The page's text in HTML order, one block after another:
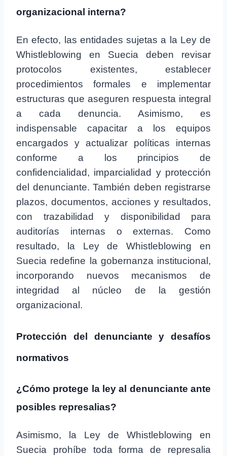
organizacional interna?
En efecto, las entidades sujetas a la Ley de
Whistleblowing en Suecia deben revisar
protocolos existentes, establecer
procedimientos formales e implementar
estructuras que aseguren respuesta integral
a cada denuncia. Asimismo, es
indispensable capacitar a los equipos
encargados y actualizar políticas internas
conforme a los principios de
confidencialidad, imparcialidad y protección
del denunciante. También deben registrarse
plazos, documentos, acciones y resultados,
con trazabilidad y disponibilidad para
auditorías internas o externas. Como
resultado, la Ley de Whistleblowing en
Suecia redefine la gobernanza institucional,
incorporando nuevos mecanismos de
integridad al núcleo de la gestión
organizacional.
Protección del denunciante y desafíos
normativos
¿Cómo protege la ley al denunciante ante
posibles represalias?
Asimismo, la Ley de Whistleblowing en
Suecia prohíbe toda forma de represalia